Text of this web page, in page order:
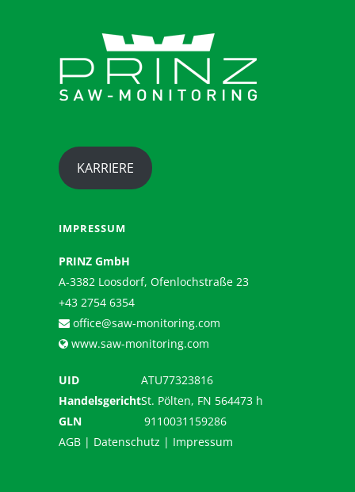
KARRIERE
IMPRESSUM
PRINZ GmbH
A-3382 Loosdorf, Ofenlochstraße 23
+43 2754 6354
office@saw-monitoring.com
www.saw-monitoring.com
UID
ATU77323816
HandelsgerichtSt. Pölten, FN 564473 h
GLN
9110031159286
AGB | Datenschutz | Impressum